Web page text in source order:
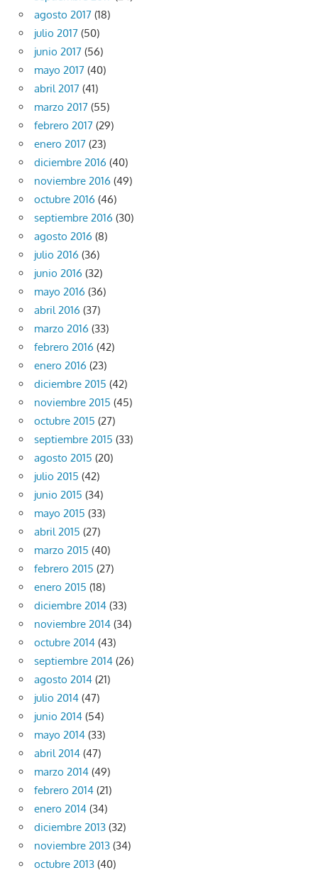
agosto 2017 (18)
julio 2017 (50)
junio 2017 (56)
mayo 2017 (40)
abril 2017 (41)
marzo 2017 (55)
febrero 2017 (29)
enero 2017 (23)
diciembre 2016 (40)
noviembre 2016 (49)
octubre 2016 (46)
septiembre 2016 (30)
agosto 2016 (8)
julio 2016 (36)
junio 2016 (32)
mayo 2016 (36)
abril 2016 (37)
marzo 2016 (33)
febrero 2016 (42)
enero 2016 (23)
diciembre 2015 (42)
noviembre 2015 (45)
octubre 2015 (27)
septiembre 2015 (33)
agosto 2015 (20)
julio 2015 (42)
junio 2015 (34)
mayo 2015 (33)
abril 2015 (27)
marzo 2015 (40)
febrero 2015 (27)
enero 2015 (18)
diciembre 2014 (33)
noviembre 2014 (34)
octubre 2014 (43)
septiembre 2014 (26)
agosto 2014 (21)
julio 2014 (47)
junio 2014 (54)
mayo 2014 (33)
abril 2014 (47)
marzo 2014 (49)
febrero 2014 (21)
enero 2014 (34)
diciembre 2013 (32)
noviembre 2013 (34)
octubre 2013 (40)